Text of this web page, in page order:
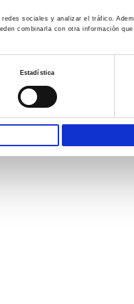
sociales y analizar el tráfico.
combinarla con otra información
Estadística